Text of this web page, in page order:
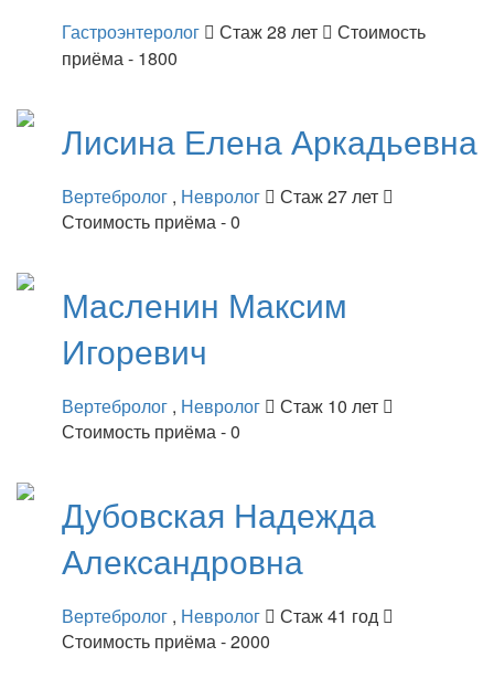
Гастроэнтеролог Стаж 28 лет
Стоимость
приёма - 1800
Лисина Елена Аркадьевна
Вертебролог , Невролог
Стаж 27 лет
Стоимость приёма - 0
Масленин Максим
Игоревич
Вертебролог , Невролог
Стаж 10 лет
Стоимость приёма - 0
Дубовская Надежда
Александровна
Вертебролог , Невролог
Стаж 41 год
Стоимость приёма - 2000